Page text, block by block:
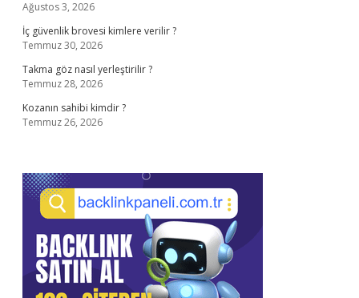
Ağustos 3, 2026
İç güvenlik brovesi kimlere verilir ?
Temmuz 30, 2026
Takma göz nasıl yerleştirilir ?
Temmuz 28, 2026
Kozanın sahibi kimdir ?
Temmuz 26, 2026